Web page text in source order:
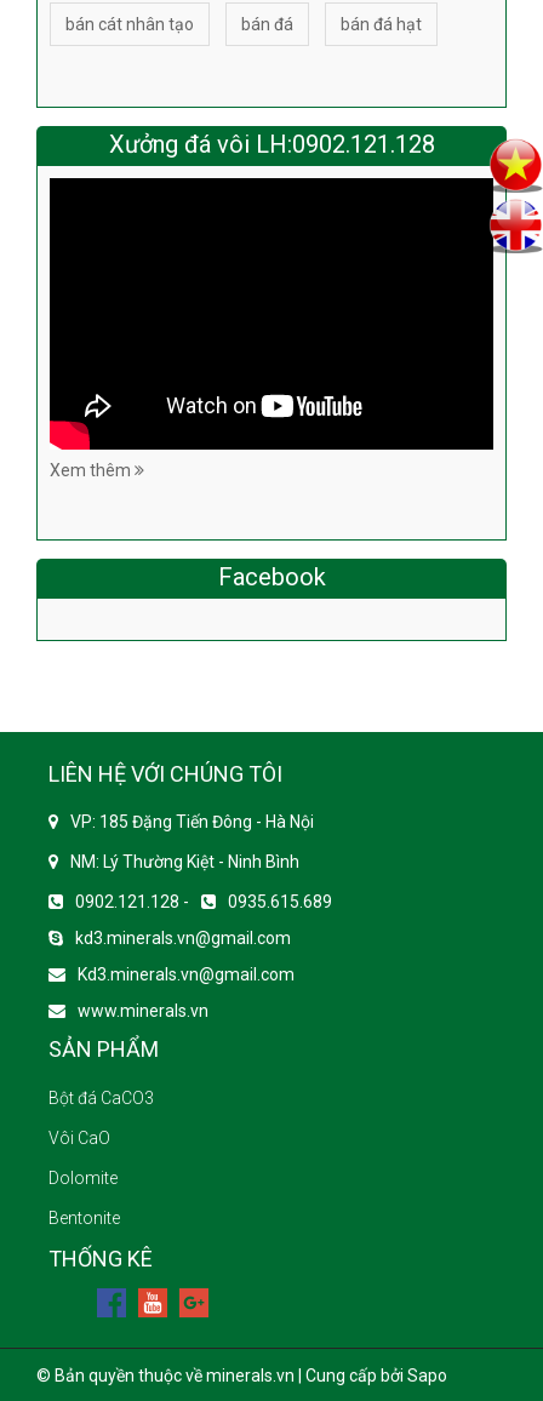
bán cát nhân tạo bán đá bán đá hạt
Xưởng đá vôi LH:0902.121.128
Xem thêm
Facebook
LIÊN HỆ VỚI CHÚNG TÔI
VP: 185 Đặng Tiến Đông - Hà Nội
NM: Lý Thường Kiệt - Ninh Bình
0902.121.128 -
0935.615.689
kd3.minerals.vn@gmail.com
Kd3.minerals.vn@gmail.com
www.minerals.vn
SẢN PHẨM
Bột đá CaCO3
Vôi CaO
Dolomite
Bentonite
THỐNG KÊ
© Bản quyền thuộc về minerals.vn | Cung cấp bởi Sapo